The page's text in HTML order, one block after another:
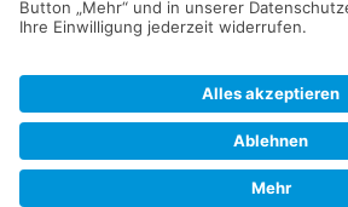
Kontakt Impressum